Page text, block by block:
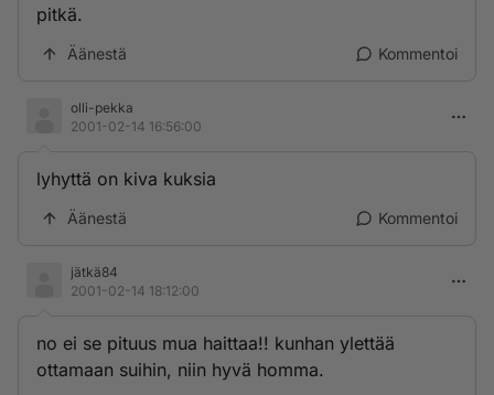
pitkä.
Äänestä Kommentoi
olli-pekka
2001-02-14 16:56:00
lyhyttä on kiva kuksia
Äänestä Kommentoi
jätkä84
2001-02-14 18:12:00
no ei se pituus mua haittaa!! kunhan ylettää
ottamaan suihin, niin hyvä homma.